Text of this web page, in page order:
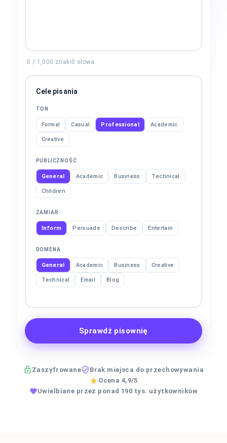
0 / 1,000 znaki0 słowa
Cele pisania
TON
Formal Casual Professional Academic
Creative
PUBLICZNOŚĆ
General Academic Business Technical
Children
ZAMIAR
Inform Persuade Describe Entertain
DOMENA
General Academic Business Creative
Technical Email Blog
Sprawdź pisownię
Zaszyfrowane
Brak miejsca do przechowywania
Ocena 4,9/5
Uwielbiane przez ponad 190 tys. użytkowników